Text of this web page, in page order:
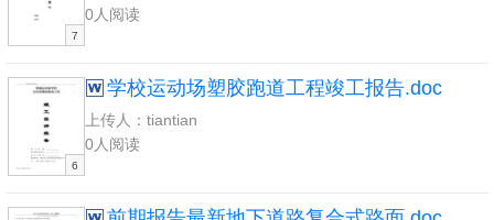
7
0人阅读
6
学校运动场塑胶跑道工程竣工报告.doc
上传人：tiantian
0人阅读